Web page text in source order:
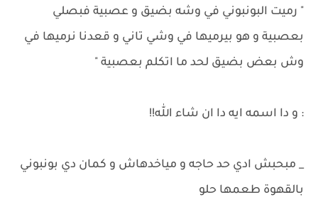
" رميت البونبوني في وشه بضيق و عصبية فبصلي
بعصبية و هو بيرميها في وشي تاني و قعدنا نرميها في
وش بعض بضيق لحد ما اتكلم بعصبية "
: و دا اسمه ايه دا ان شاء الله!!
_ مبحبش ادي حد حاجه و مياخدهاش و كمان دي بونبوني
بالقهوة طعمها حلو